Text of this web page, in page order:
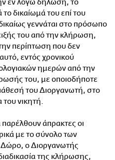
εν λόγω δήλωση, το
δικαίωμά του επί του
γεννάται στο πρόσωπο
του από την κλήρωση,
περίπτωση που δεν
εντός χρονικού
ημερών από την
του, με οποιοδήποτε
του Διοργανωτή, στο
νικητή.
άπρακτες οι
με το σύνολο των
Δώρο, ο Διοργανωτής
της κλήρωσης,